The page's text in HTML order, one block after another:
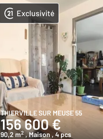
Exclusivité
THIERVILLE SUR MEUSE 55
156 600 €
90,2 m2 , Maison , 4 pcs